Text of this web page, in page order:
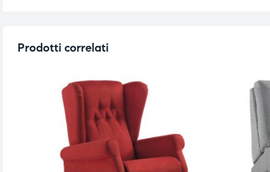
Prodotti correlati